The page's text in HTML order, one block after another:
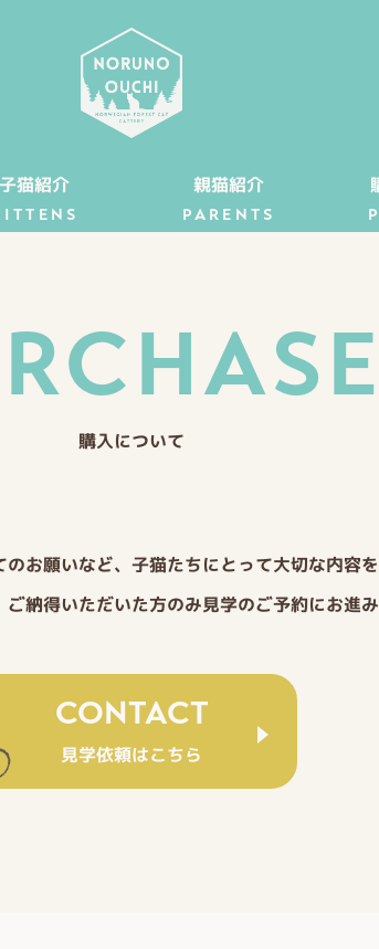
子猫紹介 親猫紹介
PARENTS
お願いなど、子猫たちにとって大切な内容
納得いただいた方のみ見学のご予約にお進
CONTACT
見学依頼はこちら